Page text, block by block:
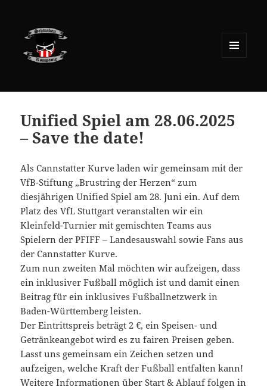
Unified Spiel am 28.06.2025
– Save the date!
Als Cannstatter Kurve laden wir gemeinsam mit der
VfB-Stiftung „Brustring der Herzen“ zum
diesjährigen Unified Spiel am 28. Juni ein. Auf dem
Platz des VfL Stuttgart veranstalten wir ein
Kleinfeld-Turnier mit gemischten Teams aus
Spielern der PFIFF – Landesauswahl sowie Fans aus
der Cannstatter Kurve.
Zum nun zweiten Mal möchten wir aufzeigen, dass
ein inklusiver Fußball möglich ist und damit einen
Beitrag für ein inklusives Fußballnetzwerk in
Baden-Württemberg leisten.
Der Eintrittspreis beträgt 2 €, ein Speisen- und
Getränkeangebot wird es zu fairen Preisen geben.
Lasst uns gemeinsam ein Zeichen setzen und
aufzeigen, welche Kraft der Fußball entfalten kann!
Weitere Informationen über Start & Ablauf folgen in